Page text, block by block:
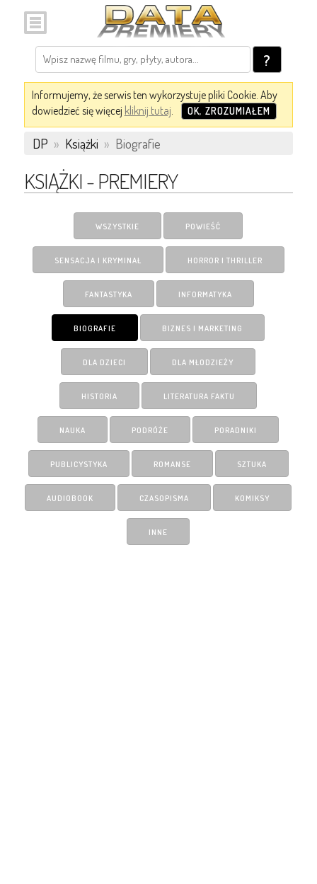
?
Informujemy, że serwis ten wykorzystuje pliki Cookie. Aby
dowiedzieć się więcej kliknij tutaj. OK, ZROZUMIAŁEM
DP » Książki » Biografie
KSIĄŻKI - PREMIERY
WSZYSTKIE POWIEŚĆ
SENSACJA I KRYMINAŁ HORROR I THRILLER
FANTASTYKA INFORMATYKA
BIOGRAFIE BIZNES I MARKETING
DLA DZIECI DLA MŁODZIEŻY
HISTORIA LITERATURA FAKTU
NAUKA PODRÓŻE PORADNIKI
PUBLICYSTYKA ROMANSE SZTUKA
AUDIOBOOK CZASOPISMA KOMIKSY
INNE